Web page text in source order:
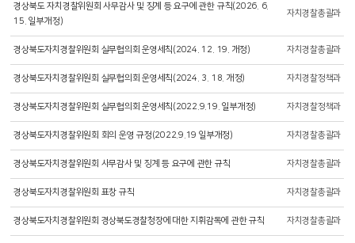
경상북도 자치경찰위원회 사무감사 및 징계 등 요구에 관한 규칙(2026. 6.
15. 일부개정)
자치경찰총괄과
경상북도자치경찰위원회 실무협의회 운영세칙(2024. 12. 19. 개정) 자치경찰총괄과
경상북도자치경찰위원회 실무협의회 운영세칙(2024. 3. 18. 개정) 자치경찰정책과
경상북도자치경찰위원회 실무협의회 운영세칙(2022.9.19. 일부개정) 자치경찰정책과
경상북도자치경찰위원회 회의 운영 규정(2022.9.19 일부개정) 자치경찰총괄과
경상북도자치경찰위원회 사무감사 및 징계 등 요구에 관한 규칙 자치경찰총괄과
경상북도자치경찰위원회 표창 규칙 자치경찰총괄과
경상북도자치경찰위원회 경상북도경찰청장에 대한 지휘감독에 관한 규칙 자치경찰총괄과